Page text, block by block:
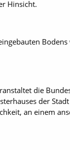
Hinsicht.
die
der
an einem